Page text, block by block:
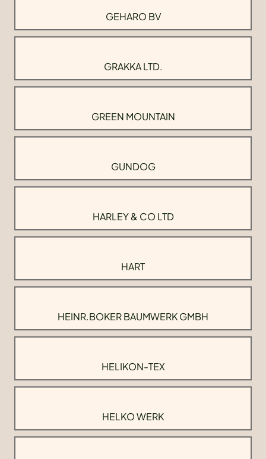
GEHARO BV
GRAKKA LTD.
GREEN MOUNTAIN
GUNDOG
HARLEY & CO LTD
HART
HEINR.BOKER BAUMWERK GMBH
HELIKON-TEX
HELKO WERK